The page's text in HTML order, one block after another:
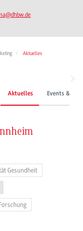
@dhbw.de
Aktuelles
Aktuelles Events &
Gesundheit